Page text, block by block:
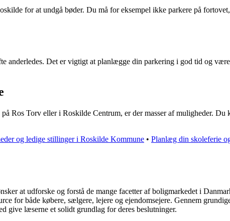
for at undgå bøder. Du må for eksempel ikke parkere på
anderledes. Det er vigtigt at planlægge din parkering i god tid og
Ros Torv eller i Roskilde Centrum, er der masser af muligheder.
og ledige stillinger i Roskilde Kommune • Planlæg din skoleferie
at udforske og forstå de mange facetter af boligmarkedet i
for både købere, sælgere, lejere og ejendomsejere. Gennem
give læserne et solidt grundlag for deres beslutninger.